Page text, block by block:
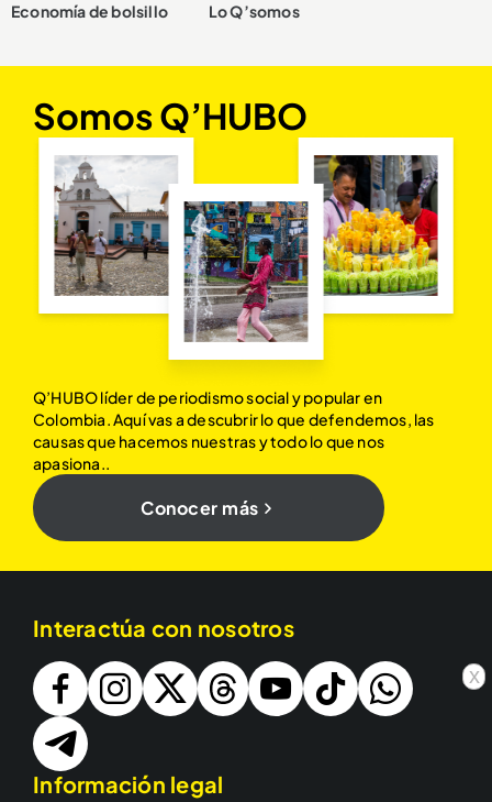
x
Economía de bolsillo Lo Q’somos
Somos Q’HUBO
Q’HUBO líder de periodismo social y popular en
Colombia. Aquí vas a descubrir lo que defendemos, las
causas que hacemos nuestras y todo lo que nos
apasiona..
Conocer más
Interactúa con nosotros
Información legal